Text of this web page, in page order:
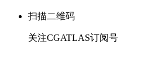
扫描二维码
关注CGATLAS订阅号